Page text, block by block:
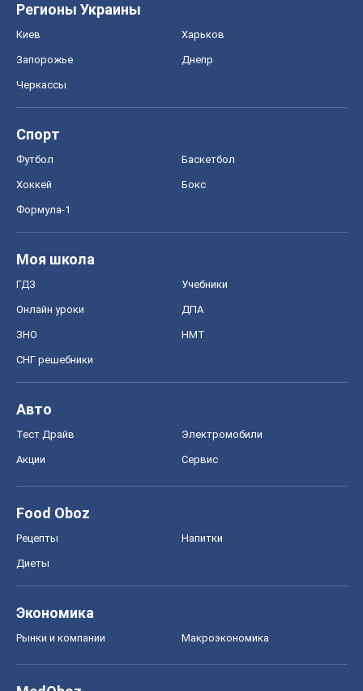
Регионы Украины
Киев Харьков
Запорожье Днепр
Черкассы
Спорт
Футбол Баскетбол
Хоккей Бокс
Формула-1
Моя школа
ГДЗ Учебники
Онлайн уроки ДПА
ЗНО НМТ
СНГ решебники
Авто
Тест Драйв Электромобили
Акции Сервис
Food Oboz
Рецепты Напитки
Диеты
Экономика
Рынки и компании Mакроэкономика